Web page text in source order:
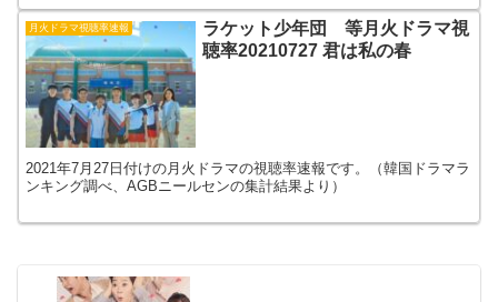
月火ドラマ視聴率速報
ラケット少年団 等月火ドラマ視
聴率20210727 君は私の春
2021年7月27日付けの月火ドラマの視聴率速報です。（韓国ドラマラ
ンキング調べ、AGBニールセンの集計結果より）